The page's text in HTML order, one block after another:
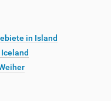
in Island